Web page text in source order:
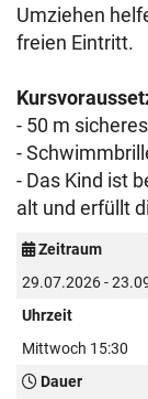
Umziehen
freien Eintritt.
- 50 m
-
- Das Kind ist
alt und erfüllt
Zeitraum
29.07.2026 -
Uhrzeit
Mittwoch 15:30
Dauer